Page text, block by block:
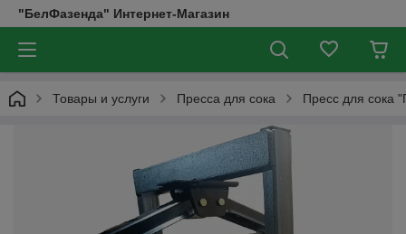
"БелФазенда" Интернет-Магазин
Товары и услуги Пресса для сока Пресс для сока